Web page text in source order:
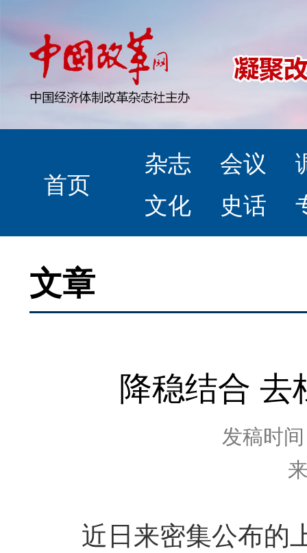
首页
杂志 会议
文化
史话
文章
降稳结合 去
发稿时
近日来密集公布的